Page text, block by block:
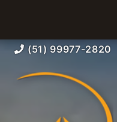
(51) 99977-2820